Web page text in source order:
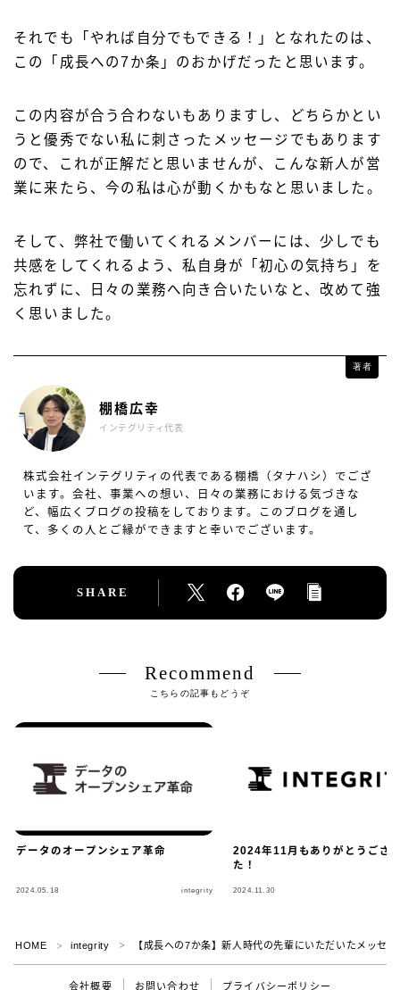
それでも「やれば自分でもできる！」となれたのは、
この「成長への7か条」のおかげだったと思います。
この内容が合う合わないもありますし、どちらかとい
うと優秀でない私に刺さったメッセージでもあります
ので、これが正解だと思いませんが、こんな新人が営
業に来たら、今の私は心が動くかもなと思いました。
そして、弊社で働いてくれるメンバーには、少しでも
共感をしてくれるよう、私自身が「初心の気持ち」を
忘れずに、日々の業務へ向き合いたいなと、改めて強
く思いました。
著者
棚橋広幸
インテグリティ代表
株式会社インテグリティの代表である棚橋（タナハシ）でござ
います。会社、事業への想い、日々の業務における気づきな
ど、幅広くブログの投稿をしております。このブログを通し
て、多くの人とご縁ができますと幸いでございます。
SHARE
Recommend
こちらの記事もどうぞ
データのオープンシェア革命
2024.05.18 integrity
2024年11月もありがとうござ
た！
2024.11.30
HOME ＞ integrity ＞ 【成長への7か条】新人時代の先輩にいただいたメッセー
会社概要 お問い合わせ プライバシーポリシー